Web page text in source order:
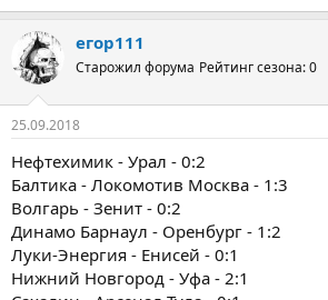
егор111
Старожил форума Рейтинг сезона: 0
25.09.2018
Нефтехимик - Урал - 0:2
Балтика - Локомотив Москва - 1:3
Волгарь - Зенит - 0:2
Динамо Барнаул - Оренбург - 1:2
Луки-Энергия - Енисей - 0:1
Нижний Новгород - Уфа - 2:1